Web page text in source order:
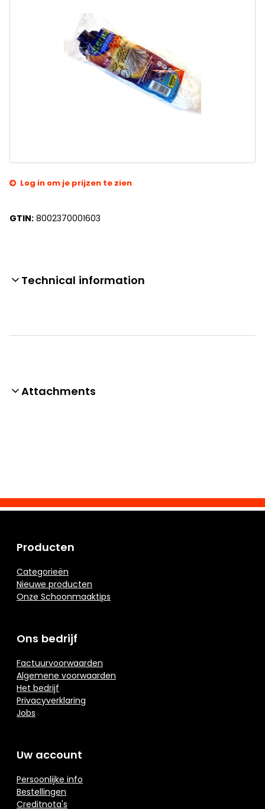
Log in om je prijzen te zien
GTIN: 8002370001603
Technical information
Attachments
Producten
Categorieën
Nieuwe producten
Onze Schoonmaaktips
Ons bedrijf
Factuurvoorwaarden
Algemene voorwaarden
Het bedrijf
Privacyverklaring
Jobs
Uw account
Persoonlijke info
Bestellingen
Creditnota's